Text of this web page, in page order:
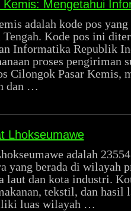
Mengetahui
adalah kode pos
Kode pos ini
Informatika Republik
proses pengiriman
Cilongok Pasar Kemis,
dan …
Lhokseumawe
adalah
yang berada di wilayah
laut dan kota industri.
tekstil, dan hasil
luas wilayah …